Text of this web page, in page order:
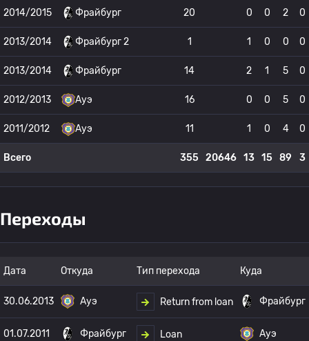
2014/2015 Фрайбург 20 0 0 2 0
2013/2014 Фрайбург 2 1 1 0 0 0
2013/2014 Фрайбург 14 2 1 5 0
2012/2013 Ауэ 16 0 0 5 0
2011/2012 Ауэ 11 1 0 4 0
Всего 355 20646 13 15 89 3
Переходы
Дата Откуда Тип перехода Куда
30.06.2013 Ауэ Return from loan Фрайбург
01.07.2011 Фрайбург Loan Ауэ